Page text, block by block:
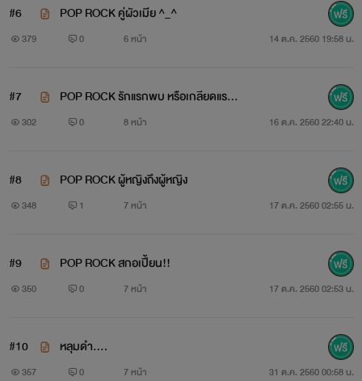
ถ้าไม่สนิทจะเป็นคนเงียบๆ ชอบเก็บซากต้นไม้ที่ตายแล้ว
ตั้งแต่เกิดมายังไม่เคยมีแฟนเพราะจะโดนเบสสกัดตลอด
#6 POP ROCK คู่ผัวเมีย ^_^
379 0 6 หน้า 14 ต.ค. 2560 19:58 น.
#7
POP ROCK รักแรกพบ หรือเกลียดแรกเ
จอ??? (past time)
302 0 8 หน้า 16 ต.ค. 2560 22:40 น.
#8 POP ROCK ผู้หญิงถึงผู้หญิง
348 1 7 หน้า 17 ต.ค. 2560 02:55 น.
#9 POP ROCK สกอเปี้ยน!!
350 0 7 หน้า 17 ต.ค. 2560 02:53 น.
#10 หลุมดำ....
357 0 7 หน้า 31 ต.ค. 2560 00:58 น.